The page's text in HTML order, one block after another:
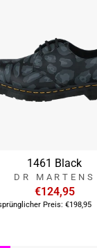
1461 Black
DR MARTENS
€124,95
Preis: €198,95